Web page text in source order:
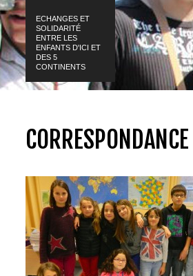
ECHANGES ET
SOLIDARITÉ
ENTRE LES
ENFANTS D'ICI ET
DES 5
CONTINENTS